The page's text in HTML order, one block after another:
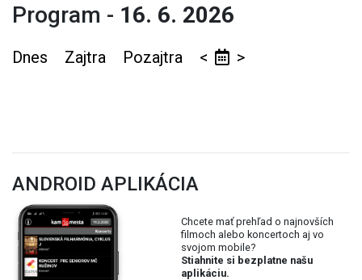
Program - 16. 6. 2026
Dnes Zajtra Pozajtra < >
ANDROID APLIKÁCIA
Chcete mať prehľad o najnovších
filmoch alebo koncertoch aj vo
svojom mobile?
Stiahnite si bezplatne našu
aplikáciu.